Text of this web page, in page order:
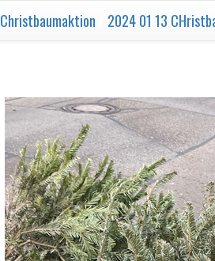
Christbaumaktion 2024 01 13